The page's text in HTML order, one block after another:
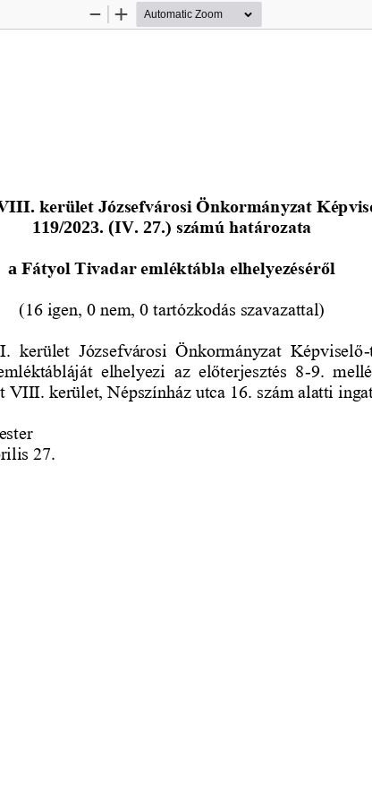
Zoom
Zoom
kerület Józsefvárosi Önkormányzat
119/2023. (IV. 27.) számú határozata
a Fátyol Tivadar emléktábla elhelyezéséről
(16 igen, 0 nem, 0 tartózkodás szavazattal)
kerület  Józsefvárosi  Önkormányzat  Képviselő-
elhelyezi  az  előterjesztés  8-9.
VIII. kerület, Népszínház utca 16. szám alatti
27.